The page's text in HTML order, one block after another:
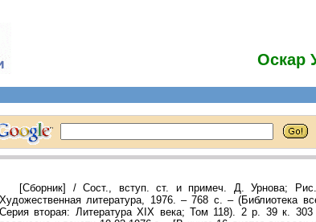
Оскар
[Сборник] / Сост., вступ. ст. и примеч. Д. Урнова;
Художественная литература, 1976. – 768 с. – (Библиотека
Серия вторая: Литература XIX века; Том 118). 2 р. 39 к.